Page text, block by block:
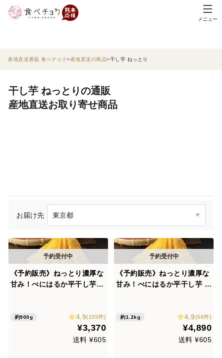
メニュー
産地直送通販 食べチョク 産地直送の商品 干し芋 ねっとり
干し芋 ねっとりの通販
産地直送お取り寄せ商品
お届け先
《予約販売》ねっとり濃厚な
甘み！べにはるか平干し芋90
約900g 4.9(235件)
¥3,370
送料 ¥605
《予約販売》ねっとり濃厚な
甘み！べにはるか平干し芋 計
約1.2kg 4.9(56件)
¥4,890
送料 ¥605